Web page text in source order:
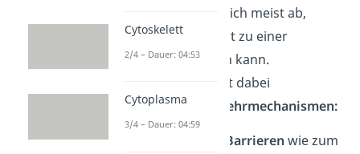
Eindringlinge nämlich meist ab,
bevor es überhaupt zu einer
Krankheit kommen kann.
Dein Körper besitzt dabei
verschiedene
Abwehrmechanismen:
Physikalische Barrierenwie zum
Cytoskelett
2/4 – Dauer: 04:53
Cytoplasma
3/4 – Dauer: 04:59